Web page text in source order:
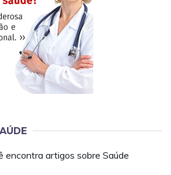
encontra artigos sobre Saúde